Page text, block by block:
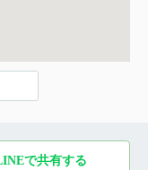
で共有する